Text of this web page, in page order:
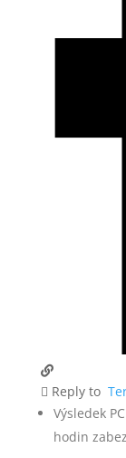
Reply to
Výsledek
hodin